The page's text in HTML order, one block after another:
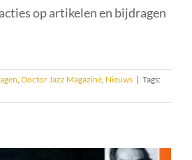
op artikelen en bijdragen
, Doctor Jazz Magazine, Nieuws | Tags: